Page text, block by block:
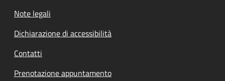
Note legali
Dichiarazione di accessibilità
Contatti
Prenotazione appuntamento